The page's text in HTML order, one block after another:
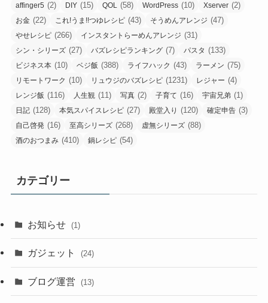
affinger5 (2) DIY (15) QOL (58) WordPress (10) Xserver (2)
お金 (22) これ!うま!!つゆレシピ (43) そうめんアレンジ (47)
やせレシピ (266) インスタントらーめんアレンジ (31)
シン・シリーズ (27) バズレシピランキング (7) パスタ (133)
ビジネス本 (10) ベジ飯 (388) ライフハック (43) ラーメン (75)
リモートワーク (10) リュウジのバズレシピ (1231) レジャー (4)
レンジ飯 (116) 人生観 (11) 写真 (2) 子育て (16) 宇宙兄弟 (1)
日記 (128) 本気スパイスレシピ (27) 殿堂入り (120) 確定申告 (3)
自己啓発 (16) 至高シリーズ (268) 虚無シリーズ (88)
酒のおつまみ (410) 鍋レシピ (54)
カテゴリー
お知らせ (1)
ガジェット (24)
ブログ運営 (13)